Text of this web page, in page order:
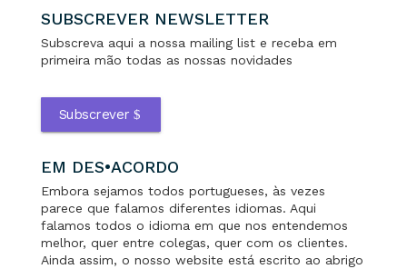
SUBSCREVER NEWSLETTER
Subscreva aqui a nossa mailing list e receba em
primeira mão todas as nossas novidades
Subscrever
EM DES•ACORDO
Embora sejamos todos portugueses, às vezes
parece que falamos diferentes idiomas. Aqui
falamos todos o idioma em que nos entendemos
melhor, quer entre colegas, quer com os clientes.
Ainda assim, o nosso website está escrito ao abrigo